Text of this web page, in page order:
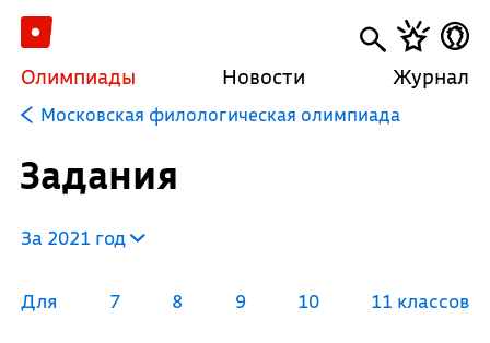
Олимпиады Новости Журнал
Московская филологическая олимпиада
Задания
За 2021 год
Для 7 8 9 10 11 классов